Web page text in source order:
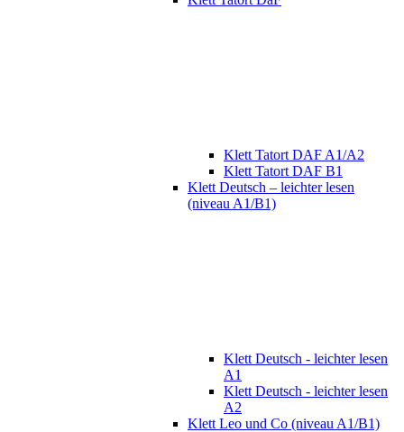
Klett Tatort DAF A1/A2
Klett Tatort DAF B1
Klett Deutsch – leichter lesen
(niveau A1/B1)
Klett Deutsch - leichter lesen
A1
Klett Deutsch - leichter lesen
A2
Klett Leo und Co (niveau A1/B1)